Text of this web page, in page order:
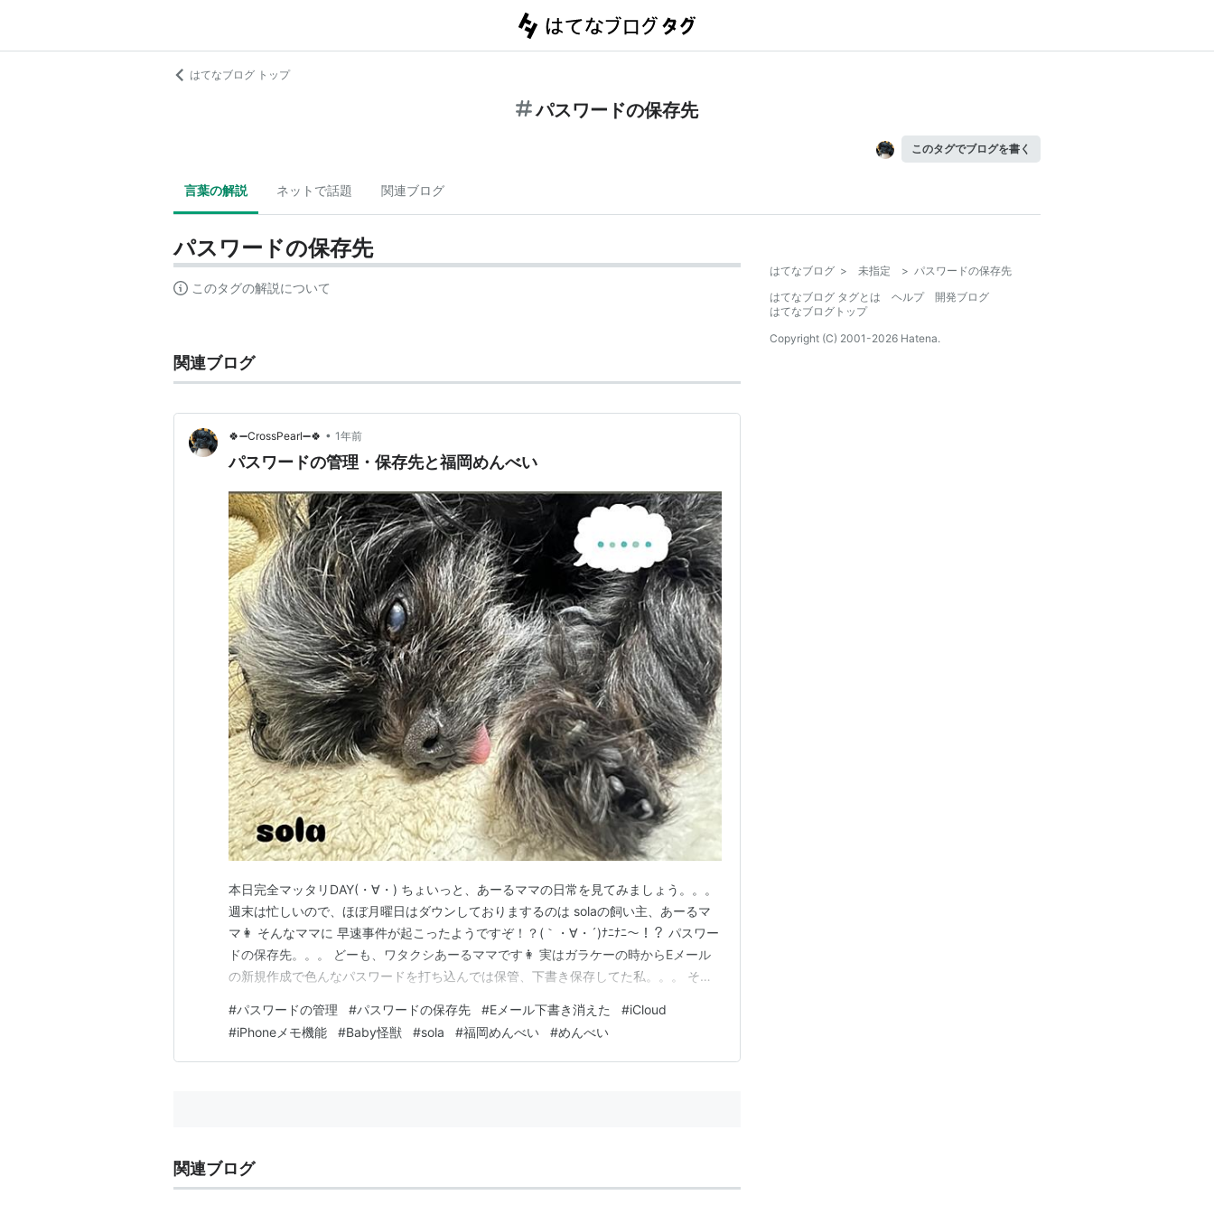
はてなブログ トップ
パスワードの保存先
このタグでブログを書く
言葉の解説 ネットで話題 関連ブログ
パスワードの保存先
このタグの解説について
関連ブログ
🍀➖CrossPearl➖🍀 • 1年前
パスワードの管理・保存先と福岡めんべい
本日完全マッタリDAY(・∀・) ちょいっと、あーるママの日常を見てみましょう。。。
週末は忙しいので、ほぼ月曜日はダウンしておりまするのは solaの飼い主、あーるマ
マ👩 そんなママに 早速事件が起こったようですぞ！？(｀・∀・´)ﾅﾆﾅﾆ〜！？ パスワー
ドの保存先。。。 どーも、ワタクシあーるママです👩 実はガラケーの時からEメール
の新規作成で色んなパスワードを打ち込んでは保管、下書き保存してた私。。。 その
よw なかなかそんな人いないですよね〜w 自分でも笑っちゃいます🤣爆笑 今日ね、
Apple IDがなんだ…
#パスワードの管理 #パスワードの保存先 #Eメール下書き消えた #iCloud
#iPhoneメモ機能 #Baby怪獣 #sola #福岡めんべい #めんべい
関連ブログ
はてなブログ > 未指定 > パスワードの保存先
はてなブログ タグとは
ヘルプ
開発ブログ
はてなブログトップ
Copyright (C) 2001-2026 Hatena.